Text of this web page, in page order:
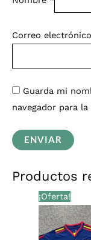
Correo electrónico
Guarda mi
navegador para
Productos
¡Oferta!
El
precio
era: